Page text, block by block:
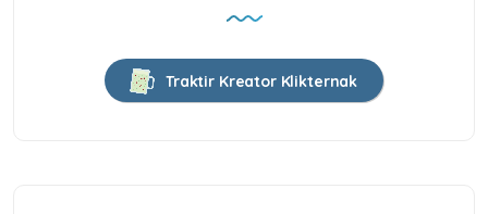
Traktir Kreator Klikternak